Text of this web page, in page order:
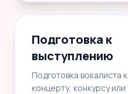
Подготовка к
выступлению
Подготовка вокалиста к
концерту, конкурсу или